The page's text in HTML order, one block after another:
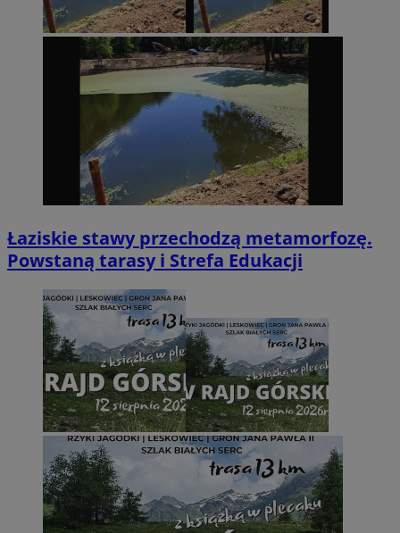
Łaziskie stawy przechodzą metamorfozę.
Powstaną tarasy i Strefa Edukacji